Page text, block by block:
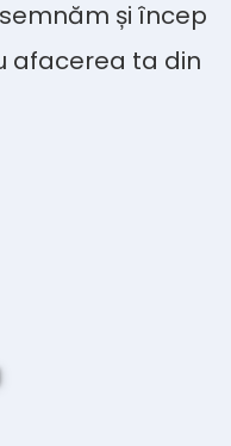
și încep
afacerea ta din